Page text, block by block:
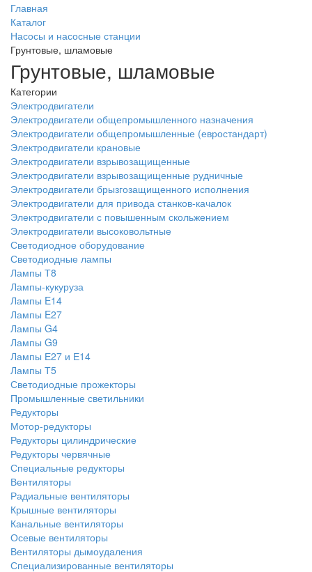
Главная
Каталог
Насосы и насосные станции
Грунтовые, шламовые
Грунтовые, шламовые
Категории
Электродвигатели
Электродвигатели общепромышленного назначения
Электродвигатели общепромышленные (евростандарт)
Электродвигатели крановые
Электродвигатели взрывозащищенные
Электродвигатели взрывозащищенные рудничные
Электродвигатели брызгозащищенного исполнения
Электродвигатели для привода станков-качалок
Электродвигатели с повышенным скольжением
Электродвигатели высоковольтные
Светодиодное оборудование
Светодиодные лампы
Лампы Т8
Лампы-кукуруза
Лампы E14
Лампы E27
Лампы G4
Лампы G9
Лампы Е27 и Е14
Лампы Т5
Светодиодные прожекторы
Промышленные светильники
Редукторы
Мотор-редукторы
Редукторы цилиндрические
Редукторы червячные
Специальные редукторы
Вентиляторы
Радиальные вентиляторы
Крышные вентиляторы
Канальные вентиляторы
Осевые вентиляторы
Вентиляторы дымоудаления
Специализированные вентиляторы